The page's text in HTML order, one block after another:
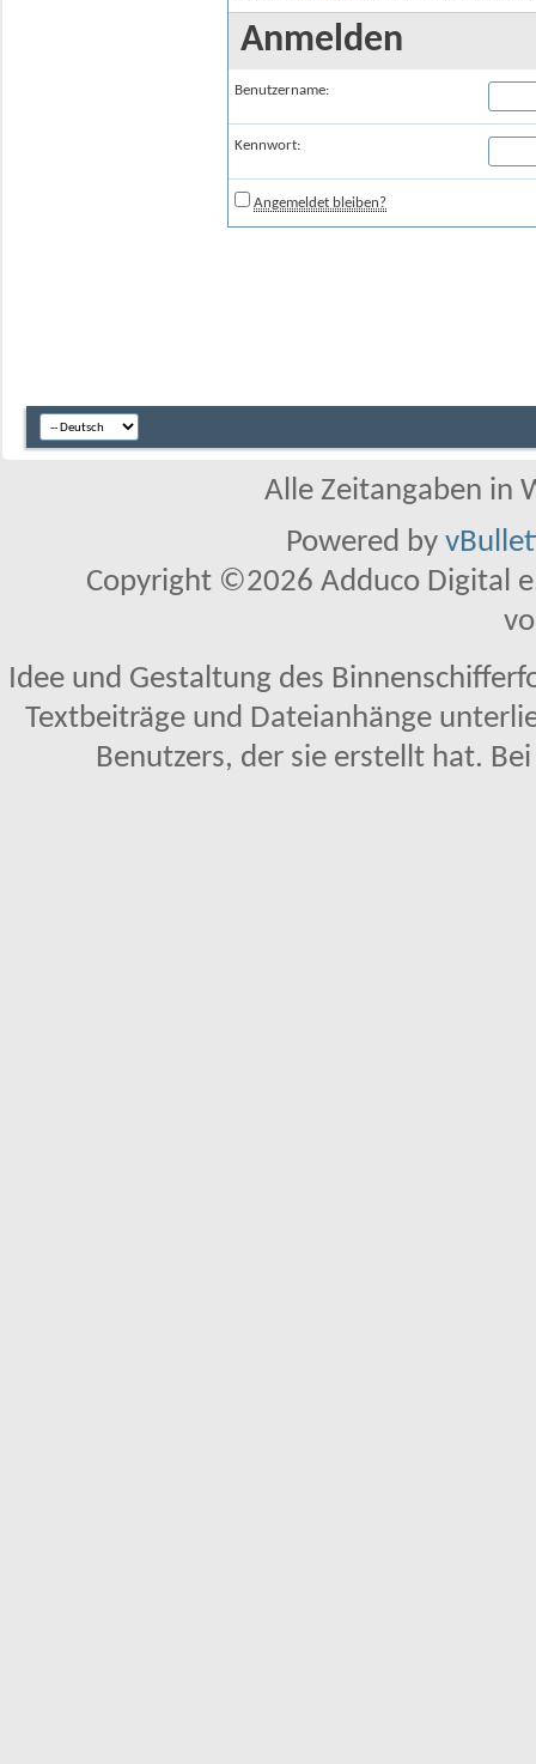
Anmelden
Benutzername:
Kennwort:
Angemeldet bleiben?
Alle Zeitangaben in
Powered by
Copyright ©2026 Adduco Digital
Idee und Gestaltung des
Textbeiträge und Dateianhänge
Benutzers, der sie erstellt hat.